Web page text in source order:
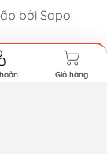
bởi Sapo.
Giỏ hàng